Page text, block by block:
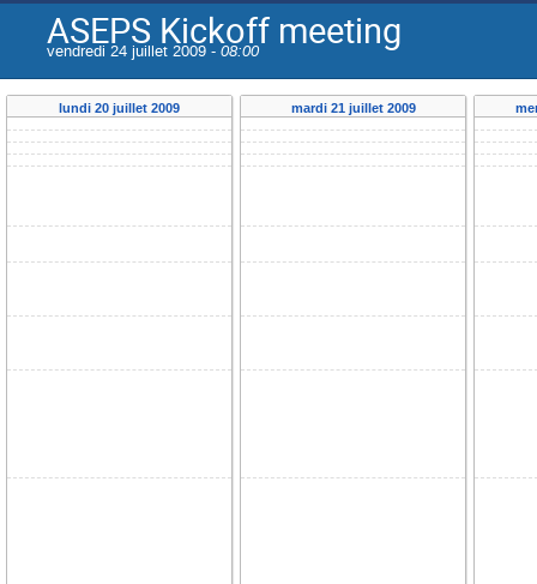
ASEPS Kickoff meeting
vendredi 24 juillet 2009 - 08:00
lundi 20 juillet 2009 mardi 21 juillet 2009